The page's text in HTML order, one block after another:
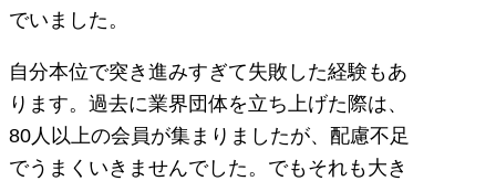
でいました。
自分本位で突き進みすぎて失敗した経験もあ
ります。過去に業界団体を立ち上げた際は、
80人以上の会員が集まりましたが、配慮不足
でうまくいきませんでした。でもそれも大き